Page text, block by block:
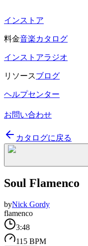
インストア
料金音楽カタログ
インストアラジオ
リソースブログ
ヘルプセンター
お問い合わせ
カタログに戻る
Soul Flamenco
byNick Gordy
flamenco
3:48
115 BPM